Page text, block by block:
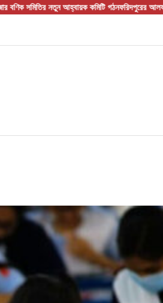
নতুন আহ্বায়ক কমিটি গঠনফরিদপুরের আলফাডাঙ্গায় জমি